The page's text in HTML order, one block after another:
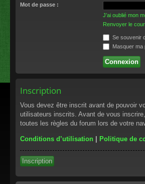
Mot de passe :
J’ai oublié mon
Renvoyer le
Se souvenir
Masquer
Inscription
Vous devez être inscrit avant de pouvoir
utilisateurs inscrits. Avant de vous
toutes les règles du forum lors de votre
Conditions d’utilisation | Politique de
Inscription